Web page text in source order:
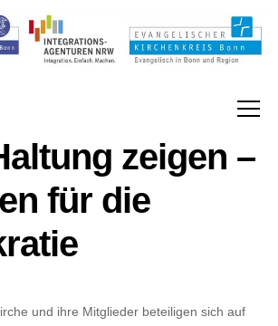
zeigen –
für die
und ihre Mitglieder beteiligen sich auf